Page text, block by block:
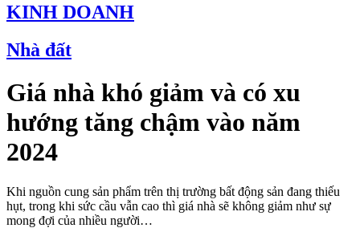
KINH DOANH
Nhà đất
Giá nhà khó giảm và có xu
hướng tăng chậm vào năm
2024
Khi nguồn cung sản phẩm trên thị trường bất động sản đang thiếu
hụt, trong khi sức cầu vẫn cao thì giá nhà sẽ không giảm như sự
mong đợi của nhiều người…